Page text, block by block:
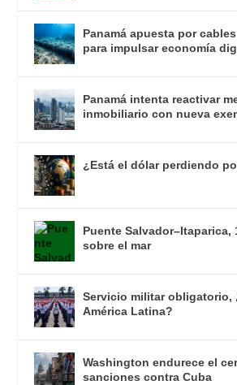
Panamá apuesta por
para impulsar economía
Panamá intenta reactivar
inmobiliario con nueva
¿Está el dólar perdiendo
Puente Salvador–Itaparica,
sobre el mar
Servicio militar obligatorio,
América Latina?
Washington endurece el
sanciones contra Cuba